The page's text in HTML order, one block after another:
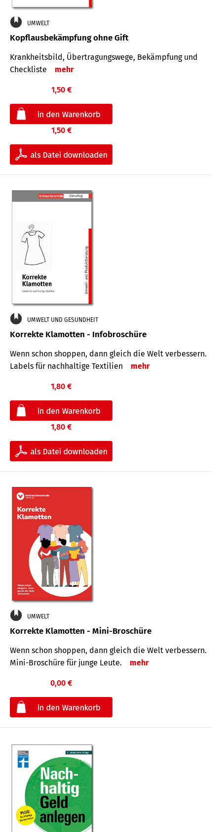
UMWELT
Kopflausbekämpfung ohne Gift
Krankheits­bild, Übertra­gungs­wege, Bekämpfung und
Check­liste
mehr
1,50 €
1,50 €
UMWELT UND GESUNDHEIT
Korrekte Klamotten - Infobroschüre
Wenn schon shoppen, dann gleich die Welt verbessern.
Labels für nachhaltige Textilien
mehr
1,80 €
1,80 €
UMWELT
Korrekte Klamotten - Mini-Broschüre
Wenn schon shoppen, dann gleich die Welt verbessern.
Mini-Broschüre für junge Leute.
mehr
0,00 €